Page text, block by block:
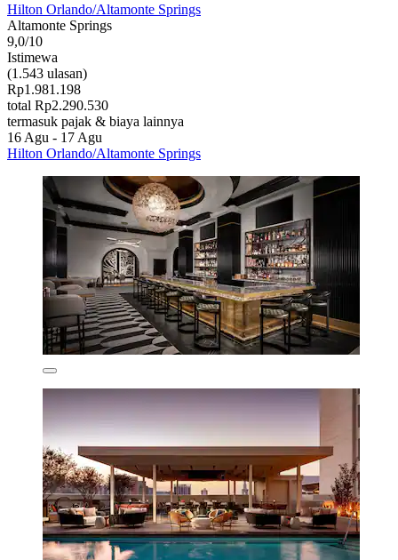
Hilton Orlando/Altamonte Springs
Altamonte Springs
9,0/10
Istimewa
(1.543 ulasan)
Rp1.981.198
total Rp2.290.530
termasuk pajak & biaya lainnya
16 Agu - 17 Agu
Hilton Orlando/Altamonte Springs